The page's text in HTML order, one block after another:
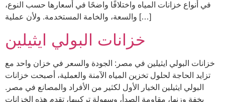
في أنواع خزانات المياه واختلافًا واضحًا في أسعارها حسب النوع،
والسعة، والخامة المستخدمة. ولأن عملية […]
خزانات البولي ايثيلين
خزانات البولي ايثيلين في مصر: الجودة والسعر في خزان واحد مع
تزايد الحاجة لحلول تخزين المياه الآمنة والعملية، أصبحت خزانات
البولي ايثيلين الخيار الأول لكثير من الأفراد والمصانع في مصر.
بخفة وزنها، مقاومة الصدأ، وسهولة تركيبها، تقدم هذه الخزانات